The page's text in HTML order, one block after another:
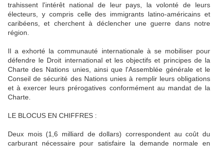
trahissent l'intérêt national de leur pays, la volonté de leurs
électeurs, y compris celle des immigrants latino-américains et
caribéens, et cherchent à déclencher une guerre dans notre
région.
Il a exhorté la communauté internationale à se mobiliser pour
défendre le Droit international et les objectifs et principes de la
Charte des Nations unies, ainsi que l'Assemblée générale et le
Conseil de sécurité des Nations unies à remplir leurs obligations
et à exercer leurs prérogatives conformément au mandat de la
Charte.
LE BLOCUS EN CHIFFRES :
Deux mois (1,6 milliard de dollars) correspondent au coût du
carburant nécessaire pour satisfaire la demande normale en